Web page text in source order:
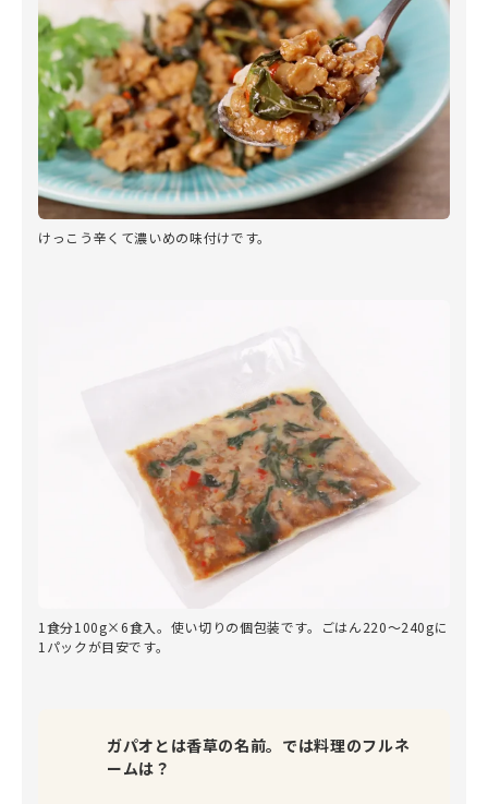
けっこう辛くて濃いめの味付けです。
1食分100g×6食入。使い切りの個包装です。ごはん220～240gに
1パックが目安です。
ガパオとは香草の名前。では料理のフルネ
ームは？